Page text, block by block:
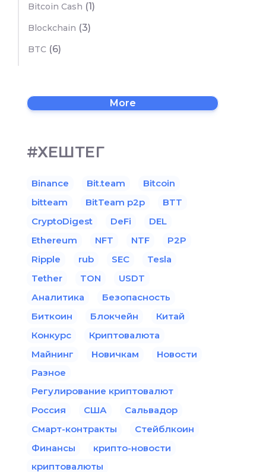
Bitcoin Cash (1)
Blockchain (3)
BTC (6)
More
#ХЕШТЕГ
Binance Bit.team
Bitcoin
bitteam
BitTeam p2p
BTT
CryptoDigest
DeFi
DEL
Ethereum
NFT NTF
P2P
Ripple
rub SEC
Tesla
Tether
TON
USDT
Аналитика
Безопасность
Биткоин
Блокчейн
Китай
Конкурс
Криптовалюта
Майнинг
Новичкам
Новости
Разное
Регулирование криптовалют
Россия
США
Сальвадор
Смарт-контракты
Стейблкоин
Финансы
крипто-новости
криптовалюты